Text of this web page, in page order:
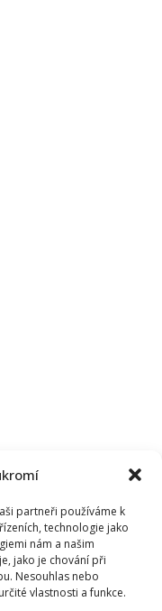
partneři používáme k
technologie jako
nám a našim
jako je chování při
Nesouhlas nebo
vlastnosti a funkce.